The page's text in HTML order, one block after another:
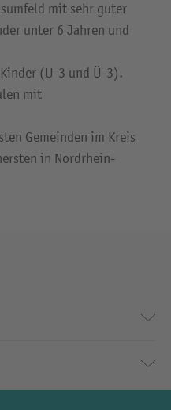
mit sehr guter
unter 6 Jahren und
(U-3 und Ü-3).
mit
Gemeinden im Kreis
in Nordrhein-